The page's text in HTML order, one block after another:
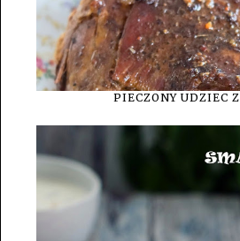
PIECZONY UDZIEC